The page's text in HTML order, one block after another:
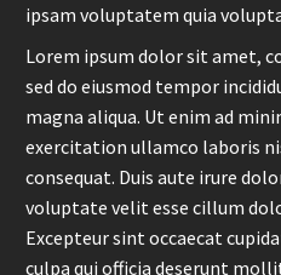
ipsam voluptatem quia
Lorem ipsum dolor sit amet,
sed do eiusmod tempor
magna aliqua. Ut enim ad
exercitation ullamco laboris
consequat. Duis aute irure
voluptate velit esse cillum
Excepteur sint occaecat
culpa qui officia deserunt